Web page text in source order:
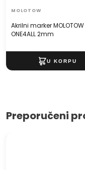
Akrilni marker
ONE4ALL 2mm
MOLOTOW
Preporučeni
SOLO GOYA TRITON